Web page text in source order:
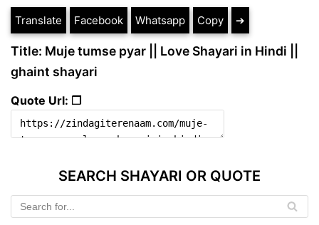
Translate Facebook Whatsapp Copy ➔
Title: Muje tumse pyar || Love Shayari in Hindi ||
ghaint shayari
Quote Url: ❐
SEARCH SHAYARI OR QUOTE